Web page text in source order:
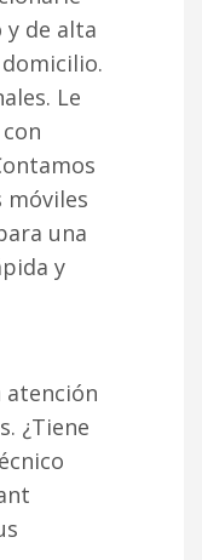
de alta
Le
móviles
una
y
atención
¿Tiene